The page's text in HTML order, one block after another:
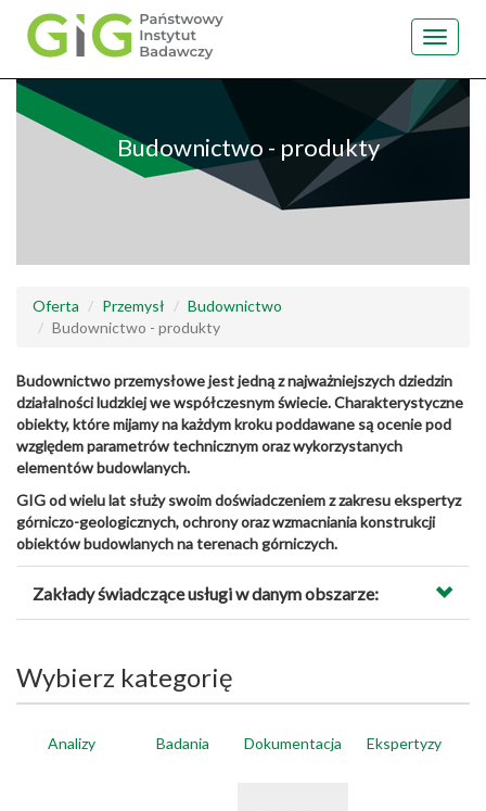
Przejdź
treści
Toggle
Budownictwo - produkty
Oferta Przemysł
Budownictwo
Budownictwo - produkty
Budownictwo przemysłowe jest jedną z najważniejszych dziedzin
działalności ludzkiej we współczesnym świecie. Charakterystyczne
obiekty, które mijamy na każdym kroku poddawane są ocenie pod
względem parametrów technicznym oraz wykorzystanych
elementów budowlanych.
GIG od wielu lat służy swoim doświadczeniem z zakresu ekspertyz
górniczo-geologicznych, ochrony oraz wzmacniania konstrukcji
obiektów budowlanych na terenach górniczych.
Zakłady świadczące usługi w danym obszarze:
Wybierz kategorię
Analizy Badania Dokumentacja Ekspertyzy